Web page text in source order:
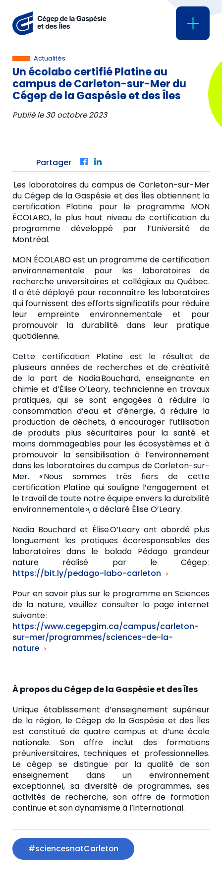
Actualités
Un écolabo certifié Platine au
campus de Carleton-sur-Mer du
Cégep de la Gaspésie et des Îles
Publié le30 octobre 2023
Partager Facebook
Les laboratoires du campus de Carleton-sur-Mer
du Cégep de la Gaspésie et des Îles obtiennent la
certification Platine pour le programme MON
ÉCOLABO, le plus haut niveau de certification du
programme développé par l’Université de
Montréal.
MON ÉCOLABO est un programme de certification
environnementale pour les laboratoires de
recherche universitaires et collégiaux au Québec.
Il a été déployé pour reconnaître les laboratoires
qui fournissent des efforts significatifs pour réduire
leur empreinte environnementale et pour
promouvoir la durabilité dans leur pratique
quotidienne.
Cette certification Platine est le résultat de
plusieurs années de recherches et de créativité
de la part de Nadia Bouchard, enseignante en
chimie et d’Élise O’Leary, technicienne en travaux
pratiques, qui se sont engagées à réduire la
consommation d’eau et d’énergie, à réduire la
production de déchets, à encourager l’utilisation
de produits plus sécuritaires pour la santé et
moins dommageables pour les écosystèmes et à
promouvoir la sensibilisation à l’environnement
dans les laboratoires du campus de Carleton-sur-
Mer.
« Nous sommes très fiers de cette
certification Platine qui souligne l’engagement et
le travail de toute notre équipe envers la durabilité
environnementale », a déclaré Élise O’Leary.
Nadia Bouchard et Élise O’Leary ont abordé plus
longuement les pratiques écoresponsables des
laboratoires dans le balado Pédago grandeur
nature réalisé par le Cégep :
https://bit.ly/pedago-labo-carleton
Pour en savoir plus sur le programme en Sciences
de la nature, veuillez consulter la page internet
suivante :
https://www.cegepgim.ca/campus/carleton-
sur-mer/programmes/sciences-de-la-
nature
À propos du Cégep de la Gaspésie et des Îles
Unique établissement d’enseignement supérieur
de la région, le Cégep de la Gaspésie et des Îles
est constitué de quatre campus et d’une école
nationale. Son offre inclut des formations
préuniversitaires, techniques et professionnelles.
Le cégep se distingue par la qualité de son
enseignement dans un environnement
exceptionnel, sa diversité de programmes, ses
activités de recherche, son offre de formation
continue et son dynamisme à l’international.
#sciencesnatCarleton